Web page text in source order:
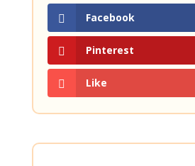
Facebook
Pinterest
Like